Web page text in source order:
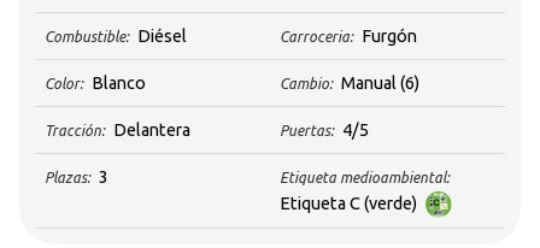
Combustible: Diésel Carroceria: Furgón
Color: Blanco Cambio: Manual (6)
Tracción: Delantera Puertas: 4/5
Plazas: 3 Etiqueta medioambiental:
Etiqueta C (verde)